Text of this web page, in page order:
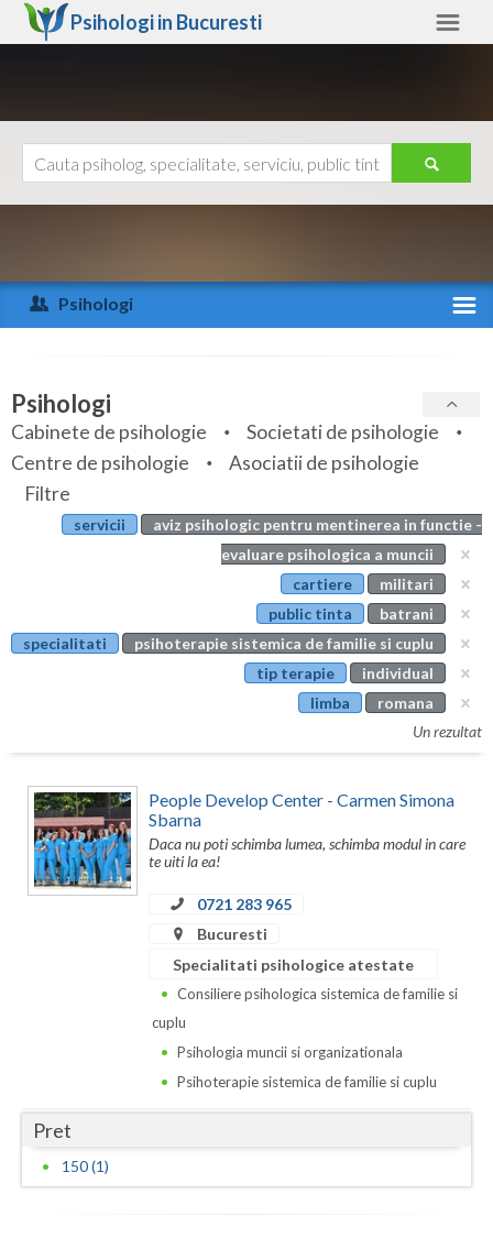
Psihologi in Bucuresti
Arad
Arges
Bihor
Bistrita-Nasaud
Botosani
Bucuresti
Cluj
Constanta
Covasna
Gorj
Harghita
Ajutor
Psihologi
Specialitati
Servicii
Articole
Evenimente
Psihologi
Cabinete de psihologie
Societati de psihologie
Centre de psihologie
Asociatii de psihologie
Filtre
servicii
aviz psihologic pentru mentinerea in functie -
evaluare psihologica a muncii
cartiere
militari
public tinta
batrani
specialitati
psihoterapie sistemica de familie si cuplu
tip terapie
individual
limba
romana
Un rezultat
People Develop Center - Carmen Simona
Sbarna
Daca nu poti schimba lumea, schimba modul in care
te uiti la ea!
0721 283 965
Bucuresti
Specialitati psihologice atestate
Consiliere psihologica sistemica de familie si
cuplu
Psihologia muncii si organizationala
Psihoterapie sistemica de familie si cuplu
Pret
150 (1)